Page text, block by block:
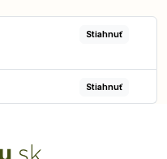
Stiahnuť
Stiahnuť